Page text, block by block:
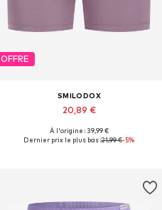
OFFRE
SMILODOX
20,89 €
+1
Tailles disponibles: XS, S, M, L
À l'origine : 39,99 €
Dernier prix le plus bas :21,99 €-5%